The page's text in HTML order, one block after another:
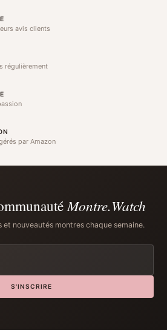
avis clients
régulièrement
par Amazon
Montre.Watch
et nouveautés montres chaque semaine.
S'INSCRIRE